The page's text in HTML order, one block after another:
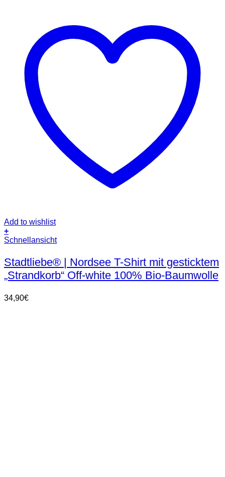
Add to wishlist
+
Dieses
weist
mehrere
Varianten
Die
Optionen
Schnellansicht
Stadtliebe® | Nordsee T-Shirt mit gesticktem
„Strandkorb“ Off-white 100% Bio-Baumwolle
34,90€